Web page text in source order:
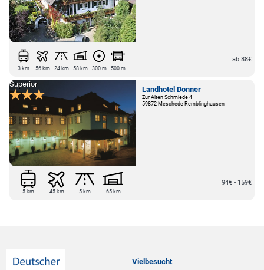
3 km 56 km 24 km 58 km 300 m 500 m
ab 88€
Landhotel Donner
Zur Alten Schmiede 4
59872 Meschede-Remblinghausen
Superior
5 km 45 km 5 km 65 km
94€ - 159€
Vielbesucht